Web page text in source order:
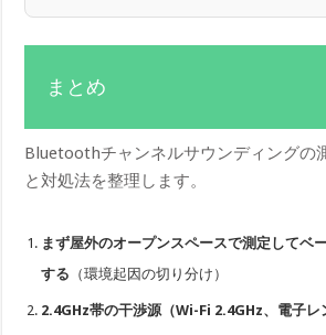
まとめ
Bluetoothチャンネルサウンディングの
と対処法を整理します。
まず屋外のオープンスペースで測定してベ
する （環境起因の切り分け）
2.4GHz帯の干渉源（Wi-Fi 2.4GHz、電子レ